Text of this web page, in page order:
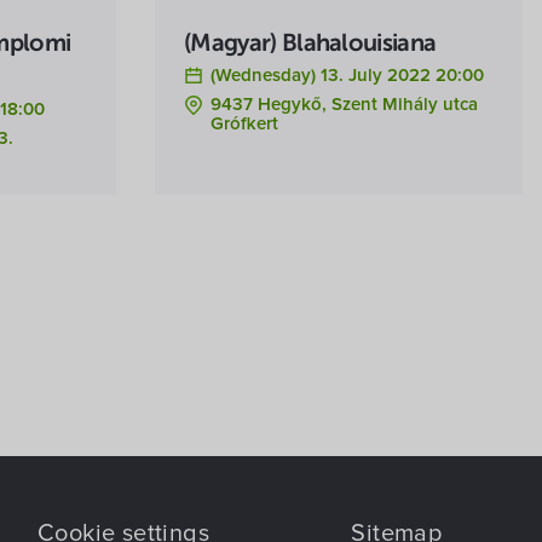
(Magyar) Blahalouisiana
(Wednesday) 13. July 2022 20:00
9437 Hegykő, Szent Mihály utca
Grófkert
Cookie settings Sitemap